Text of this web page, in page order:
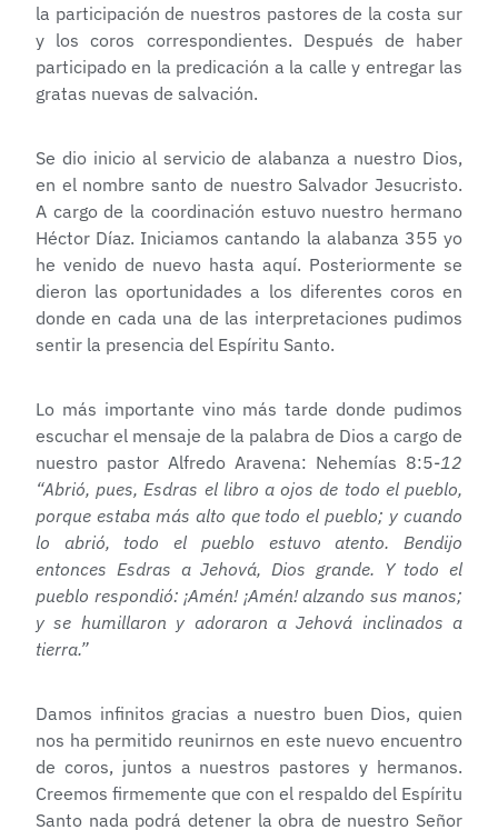
la participación de nuestros pastores de la costa sur
y los coros correspondientes. Después de haber
participado en la predicación a la calle y entregar las
gratas nuevas de salvación.
Se dio inicio al servicio de alabanza a nuestro Dios,
en el nombre santo de nuestro Salvador Jesucristo.
A cargo de la coordinación estuvo nuestro hermano
Héctor Díaz. Iniciamos cantando la alabanza 355 yo
he venido de nuevo hasta aquí. Posteriormente se
dieron las oportunidades a los diferentes coros en
donde en cada una de las interpretaciones pudimos
sentir la presencia del Espíritu Santo.
Lo más importante vino más tarde donde pudimos
escuchar el mensaje de la palabra de Dios a cargo de
nuestro pastor Alfredo Aravena: Nehemías 8:5-12
“Abrió, pues, Esdras el libro a ojos de todo el pueblo,
porque estaba más alto que todo el pueblo; y cuando
lo abrió, todo el pueblo estuvo atento. Bendijo
entonces Esdras a Jehová, Dios grande. Y todo el
pueblo respondió: ¡Amén! ¡Amén! alzando sus manos;
y se humillaron y adoraron a Jehová inclinados a
tierra.”
Damos infinitos gracias a nuestro buen Dios, quien
nos ha permitido reunirnos en este nuevo encuentro
de coros, juntos a nuestros pastores y hermanos.
Creemos firmemente que con el respaldo del Espíritu
Santo nada podrá detener la obra de nuestro Señor